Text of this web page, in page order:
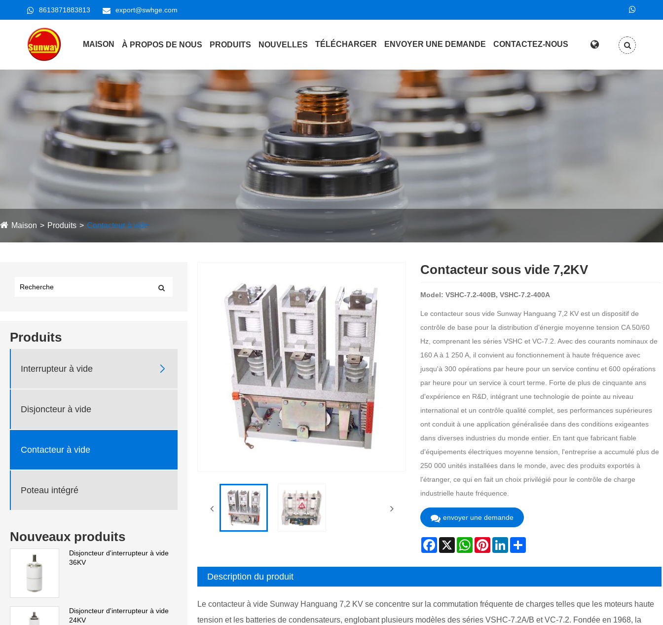
8613871883813 export@swhge.com
MAISON À PROPOS DE NOUS PRODUITS NOUVELLES TÉLÉCHARGER ENVOYER UNE DEMANDE CONTACTEZ-NOUS
Maison Produits Contacteur à vide
Produits
Interrupteur à vide 
Disjoncteur à vide
Contacteur à vide
Poteau intégré
Nouveaux produits
Disjoncteur d'interrupteur à vide
36KV
Disjoncteur d'interrupteur à vide
24KV
Contacteur sous vide 7,2KV
Model: VSHC-7.2-400B, VSHC-7.2-400A
Le contacteur sous vide Sunway Hanguang 7,2 KV est un dispositif de
contrôle de base pour la distribution d'énergie moyenne tension CA 50/60
Hz, comprenant les séries VSHC et VC-7.2. Avec des courants nominaux de
160 A à 1 250 A, il convient au fonctionnement à haute fréquence avec
jusqu'à 300 opérations par heure pour un service continu et 600 opérations
par heure pour un service à court terme. Forte de plus de cinquante ans
d'expérience en R&D, intégrant une technologie de pointe au niveau
international et un contrôle qualité complet, ses performances supérieures
ont conduit à une application généralisée dans des conditions exigeantes
dans diverses industries du monde entier. En tant que fabricant fiable
d'équipements électriques moyenne tension, l'entreprise a accumulé plus de
250 000 unités installées dans le monde, avec des produits exportés à
l'étranger, ce qui en fait un choix privilégié pour le contrôle de charge
industrielle haute fréquence.
envoyer une demande
Facebook
X WhatsAppPinterestLinkedInShare
Description du produit
Le contacteur à vide Sunway Hanguang 7,2 KV se concentre sur la commutation fréquente de charges telles que les moteurs haute
tension et les batteries de condensateurs, englobant plusieurs modèles des séries VSHC-7.2A/B et VC-7.2. Fondée en 1968, la